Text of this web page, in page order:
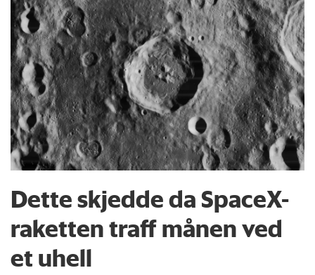
Dette skjedde da SpaceX-
raketten traff månen ved
et uhell